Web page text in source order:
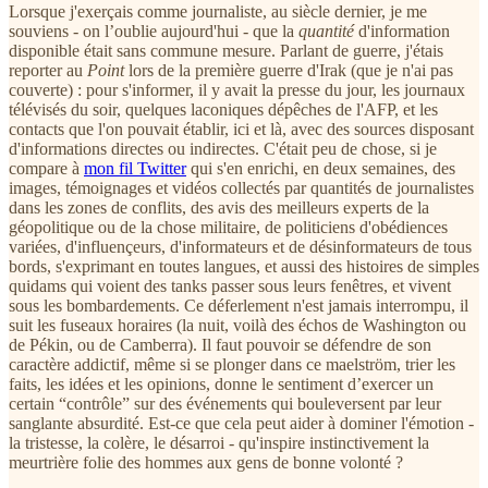
Lorsque j'exerçais comme journaliste, au siècle dernier, je me
souviens - on l’oublie aujourd'hui - que la quantitéd'information
disponible était sans commune mesure. Parlant de guerre, j'étais
reporter au Pointlors de la première guerre d'Irak (que je n'ai pas
couverte) : pour s'informer, il y avait la presse du jour, les journaux
télévisés du soir, quelques laconiques dépêches de l'AFP, et les
contacts que l'on pouvait établir, ici et là, avec des sources disposant
d'informations directes ou indirectes. C'était peu de chose, si je
compare à mon fil Twitterqui s'en enrichi, en deux semaines, des
images, témoignages et vidéos collectés par quantités de journalistes
dans les zones de conflits, des avis des meilleurs experts de la
géopolitique ou de la chose militaire, de politiciens d'obédiences
variées, d'influençeurs, d'informateurs et de désinformateurs de tous
bords, s'exprimant en toutes langues, et aussi des histoires de simples
quidams qui voient des tanks passer sous leurs fenêtres, et vivent
sous les bombardements. Ce déferlement n'est jamais interrompu, il
suit les fuseaux horaires (la nuit, voilà des échos de Washington ou
de Pékin, ou de Camberra). Il faut pouvoir se défendre de son
caractère addictif, même si se plonger dans ce maelström, trier les
faits, les idées et les opinions, donne le sentiment d’exercer un
certain “contrôle” sur des événements qui bouleversent par leur
sanglante absurdité. Est-ce que cela peut aider à dominer l'émotion -
la tristesse, la colère, le désarroi - qu'inspire instinctivement la
meurtrière folie des hommes aux gens de bonne volonté ?